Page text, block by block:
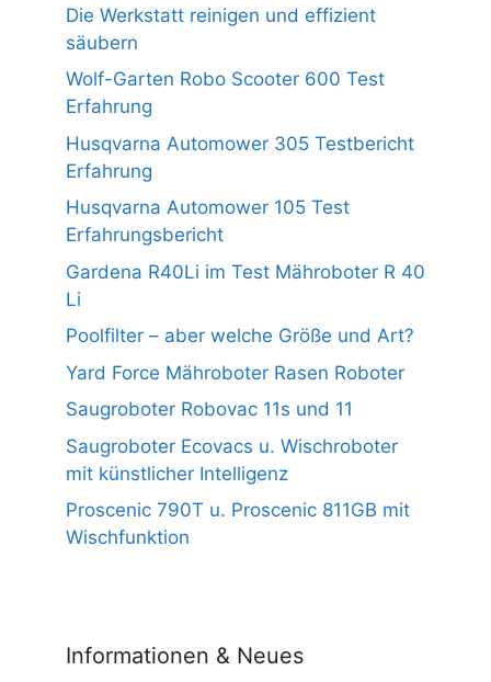
Die Werkstatt reinigen und effizient
säubern
Wolf-Garten Robo Scooter 600 Test
Erfahrung
Husqvarna Automower 305 Testbericht
Erfahrung
Husqvarna Automower 105 Test
Erfahrungsbericht
Gardena R40Li im Test Mähroboter R 40
Li
Poolfilter – aber welche Größe und Art?
Yard Force Mähroboter Rasen Roboter
Saugroboter Robovac 11s und 11
Saugroboter Ecovacs u. Wischroboter
mit künstlicher Intelligenz
Proscenic 790T u. Proscenic 811GB mit
Wischfunktion
Informationen & Neues